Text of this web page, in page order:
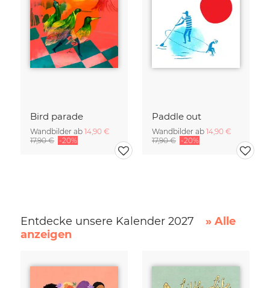
Bird parade
Wandbilder ab 14,90 €
17,90 € -20%
Paddle out
Wandbilder ab 14,90 €
17,90 € -20%
Entdecke unsere Kalender 2027
» Alle
anzeigen